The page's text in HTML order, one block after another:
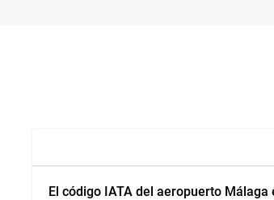
El código IATA del aeropuerto Málaga